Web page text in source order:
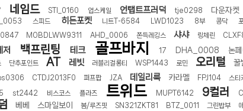
네임드 STI_0160 업스케일 언탭트프러덕 tje0298 다운자켓
스피드 히든포켓 니트T-6584 LWD1023 8부 콩닥
MOBDLWW9311 AHD_0006 쫀득레깅스 샤샤 링체린
저 백프린팅 테크 골프바지 17 DHA_0008 논
단추포인트 AT 레빗 러블리걸롱티 WSP1443 로민 오리털 꿀
CTDJ2013F0 퍼프팝 JZA 데일리룩 카라멜 FPJ104 스티
st2442 비스코스 플라즈 트위드 MUPT6142 9컬러
베베 스마일보이 봄/루즈핏 SN321ZKT81 BTZ_0011 그린밥부